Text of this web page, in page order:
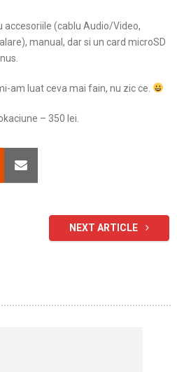
accesoriile (cablu Audio/Video,
manual, dar si un card microSD
am luat ceva mai fain, nu zic ce.
– 350 lei.
NEXT ARTICLE